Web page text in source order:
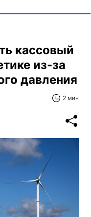
кассовый
из-за
давления
2 мин